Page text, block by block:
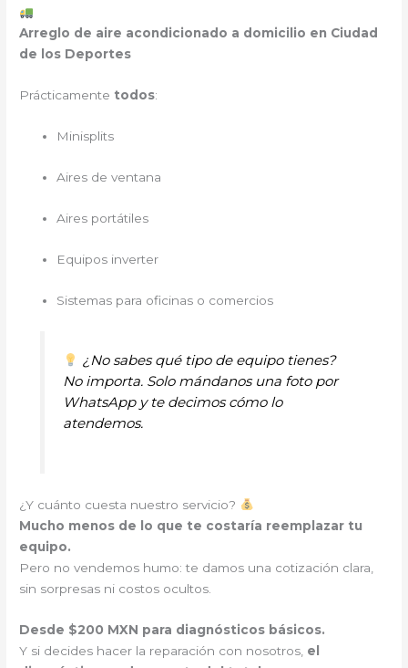
Arreglo de aire acondicionado a domicilio en Ciudad
de los Deportes
Prácticamente todos:
Minisplits
Aires de ventana
Aires portátiles
Equipos inverter
Sistemas para oficinas o comercios
¿No sabes qué tipo de equipo tienes?
No importa. Solo mándanos una foto por
WhatsApp y te decimos cómo lo
atendemos.
¿Y cuánto cuesta nuestro servicio?
Mucho menos de lo que te costaría reemplazar tu
equipo.
Pero no vendemos humo: te damos una cotización clara,
sin sorpresas ni costos ocultos.
Desde $200 MXN para diagnósticos básicos.
Y si decides hacer la reparación con nosotros, el